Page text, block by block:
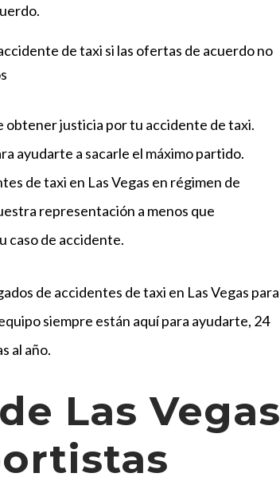
de taxi si las ofertas de acuerdo no
obtener justicia por tu accidente de taxi.
ayudarte a sacarle el máximo partido.
de taxi en Las Vegas en régimen de
representación a menos que
caso de accidente.
de accidentes de taxi en Las Vegas para
siempre están aquí para ayudarte, 24
al año.
Las Vegas